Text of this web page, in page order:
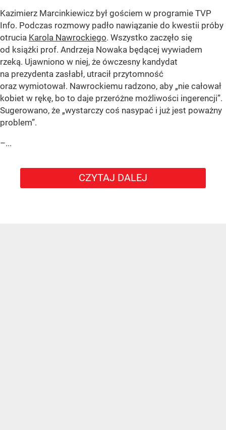
Kazimierz Marcinkiewicz był gościem w programie TVP
Info. Podczas rozmowy padło nawiązanie do kwestii próby
otrucia Karola Nawrockiego. Wszystko zaczęło się
od książki prof. Andrzeja Nowaka będącej wywiadem
rzeką. Ujawniono w niej, że ówczesny kandydat
na prezydenta zasłabł, utracił przytomność
oraz wymiotował. Nawrockiemu radzono, aby „nie całował
kobiet w rękę, bo to daje przeróżne możliwości ingerencji”.
Sugerowano, że „wystarczy coś nasypać i już jest poważny
problem”.
–...
CZYTAJ DALEJ